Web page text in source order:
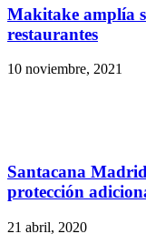
Makitake amplía
restaurantes
10 noviembre, 2021
Santacana
protección
21 abril, 2020